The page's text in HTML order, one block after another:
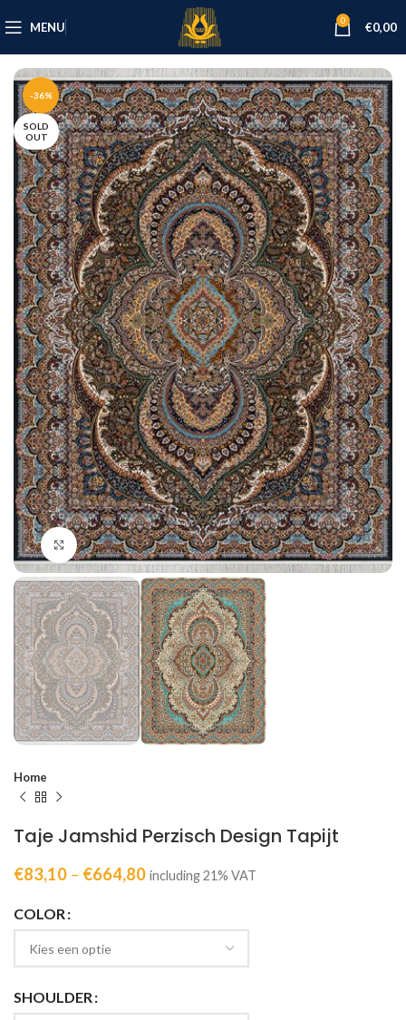
MENU 0 €0,00
-36%
SOLD
OUT
Click to enlarge
Home
Taje Jamshid Perzisch Design Tapijt
€83,10 – €664,80 including 21% VAT
COLOR
SHOULDER